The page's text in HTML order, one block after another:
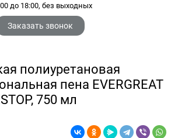
до 18:00, без выходных
Заказать звонок
полиуретановая
пена EVERGREAT
750 мл